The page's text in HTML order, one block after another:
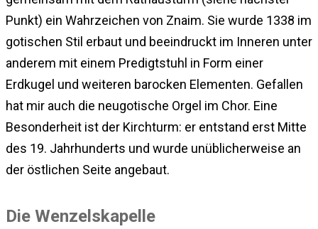
Punkt) ein Wahrzeichen von Znaim. Sie wurde 1338 im
gotischen Stil erbaut und beeindruckt im Inneren unter
anderem mit einem Predigtstuhl in Form einer
Erdkugel und weiteren barocken Elementen. Gefallen
hat mir auch die neugotische Orgel im Chor. Eine
Besonderheit ist der Kirchturm: er entstand erst Mitte
des 19. Jahrhunderts und wurde unüblicherweise an
der östlichen Seite angebaut.
Die Wenzelskapelle